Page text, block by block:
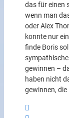
das für einen
wenn man
oder Alex
konnte nur
finde Boris
gewinnen –
haben nicht
gewinnen,